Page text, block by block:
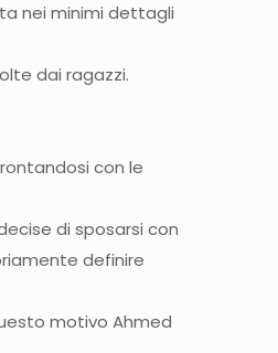
nei minimi dettagli
dai ragazzi.
con le
di sposarsi con
definire
motivo Ahmed